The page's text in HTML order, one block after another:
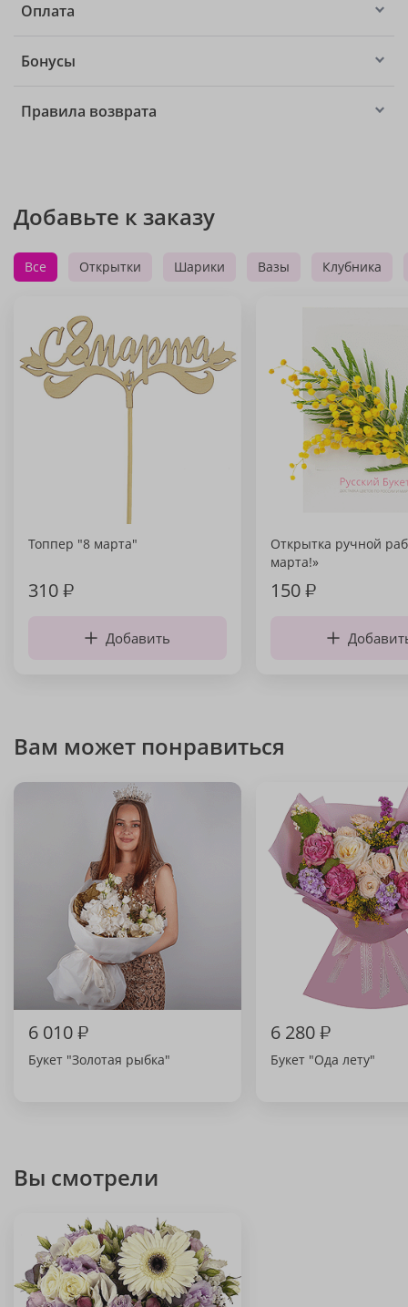
Оплата
Бонусы
Правила возврата
Добавьте к заказу
Все Открытки Шарики Вазы Клубника
Топпер "8 марта"
310₽
Добавить
Открытка ручной
марта!»
150₽
Вам может понравиться
6 010₽
Букет "Золотая рыбка"
6 280₽
Букет "Ода лету"
Вы смотрели